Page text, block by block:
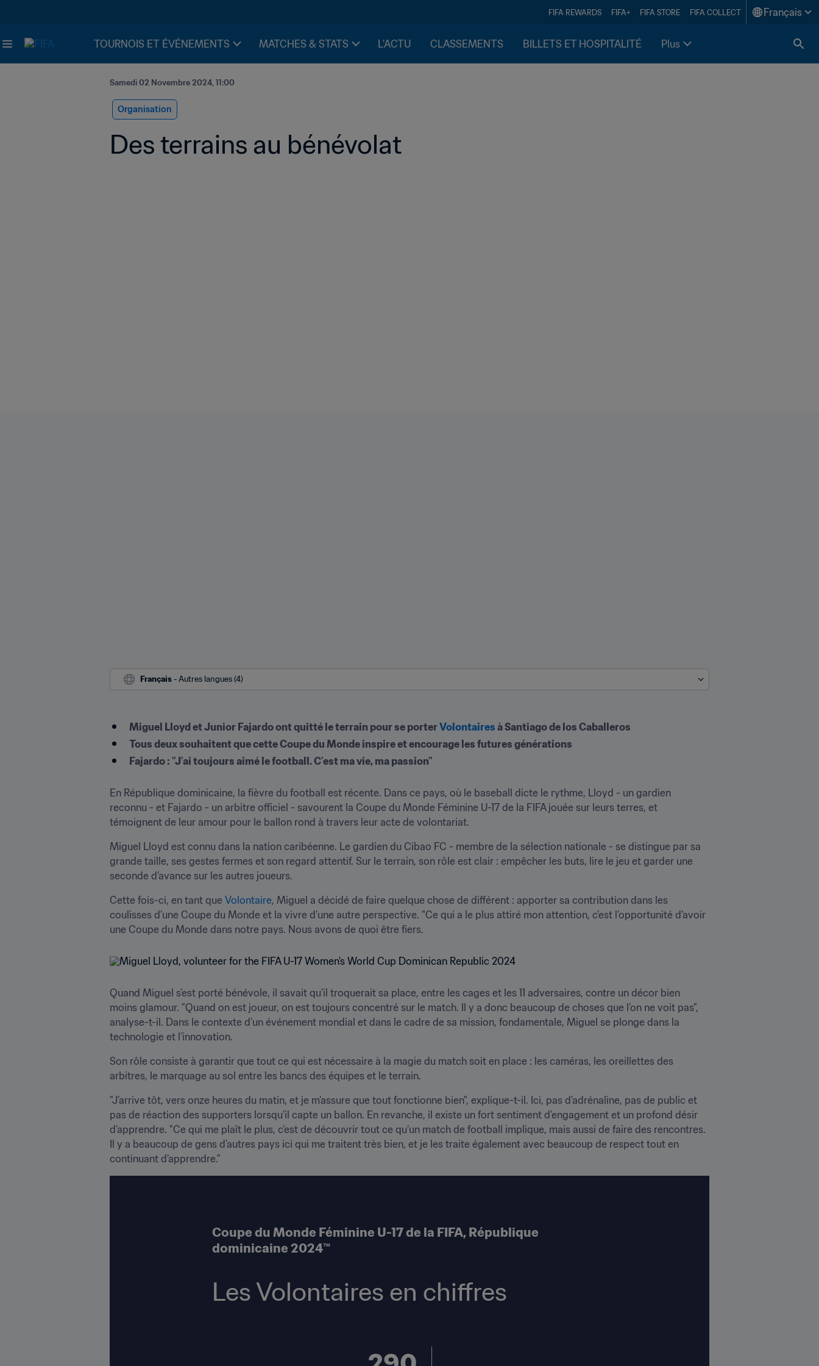
FIFA REWARDS FIFA+ FIFA STORE FIFA COLLECT Français
TOURNOIS ET ÉVÉNEMENTS MATCHES & STATS L'ACTU CLASSEMENTS BILLETS ET HOSPITALITÉ Plus
Samedi 02 Novembre 2024, 11:00
Organisation
Des terrains au bénévolat
Français - Autres langues (4)
Miguel Lloyd et Junior Fajardo ont quitté le terrain pour se porter Volontaires à Santiago de los Caballeros
Tous deux souhaitent que cette Coupe du Monde inspire et encourage les futures générations
Fajardo : "J’ai toujours aimé le football. C’est ma vie, ma passion"
En République dominicaine, la fièvre du football est récente. Dans ce pays, où le baseball dicte le rythme, Lloyd - un gardien
reconnu - et Fajardo - un arbitre officiel - savourent la Coupe du Monde Féminine U-17 de la FIFA jouée sur leurs terres, et
témoignent de leur amour pour le ballon rond à travers leur acte de volontariat.
Miguel Lloyd est connu dans la nation caribéenne. Le gardien du Cibao FC - membre de la sélection nationale - se distingue par sa
grande taille, ses gestes fermes et son regard attentif. Sur le terrain, son rôle est clair : empêcher les buts, lire le jeu et garder une
seconde d’avance sur les autres joueurs.
Cette fois-ci, en tant que Volontaire, Miguel a décidé de faire quelque chose de différent : apporter sa contribution dans les
coulisses d’une Coupe du Monde et la vivre d’une autre perspective. "Ce qui a le plus attiré mon attention, c’est l’opportunité d’avoir
une Coupe du Monde dans notre pays. Nous avons de quoi être fiers.
Quand Miguel s’est porté bénévole, il savait qu’il troquerait sa place, entre les cages et les 11 adversaires, contre un décor bien
moins glamour. "Quand on est joueur, on est toujours concentré sur le match. Il y a donc beaucoup de choses que l’on ne voit pas",
analyse-t-il. Dans le contexte d’un événement mondial et dans le cadre de sa mission, fondamentale, Miguel se plonge dans la
technologie et l’innovation.
Son rôle consiste à garantir que tout ce qui est nécessaire à la magie du match soit en place : les caméras, les oreillettes des
arbitres, le marquage au sol entre les bancs des équipes et le terrain.
"J’arrive tôt, vers onze heures du matin, et je m’assure que tout fonctionne bien", explique-t-il. Ici, pas d’adrénaline, pas de public et
pas de réaction des supporters lorsqu’il capte un ballon. En revanche, il existe un fort sentiment d’engagement et un profond désir
d’apprendre. "Ce qui me plaît le plus, c’est de découvrir tout ce qu’un match de football implique, mais aussi de faire des rencontres.
Il y a beaucoup de gens d’autres pays ici qui me traitent très bien, et je les traite également avec beaucoup de respect tout en
continuant d’apprendre."
Coupe du Monde Féminine U-17 de la FIFA, République
dominicaine 2024™
Les Volontaires en chiffres